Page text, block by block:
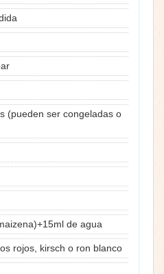
(pueden ser congeladas o
de agua
rojos, kirsch o ron blanco